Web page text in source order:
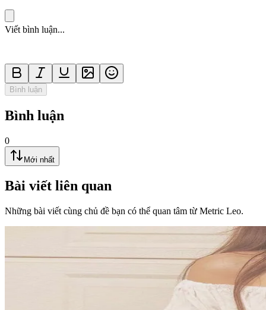
Viết bình luận...
Bình luận
Bình luận
0
Mới nhất
Bài viết liên quan
Những bài viết cùng chủ đề bạn có thể quan tâm từ Metric Leo.